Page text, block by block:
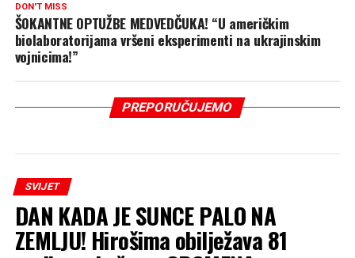
DON'T MISS
ŠOKANTNE OPTUŽBE MEDVEDČUKA! “U američkim
biolaboratorijama vršeni eksperimenti na ukrajinskim
vojnicima!”
PREPORUČUJEMO
SVIJET
DAN KADA JE SUNCE PALO NA
ZEMLJU! Hirošima obilježava 81